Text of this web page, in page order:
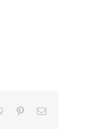
WhatsApp
Pinterest
E-